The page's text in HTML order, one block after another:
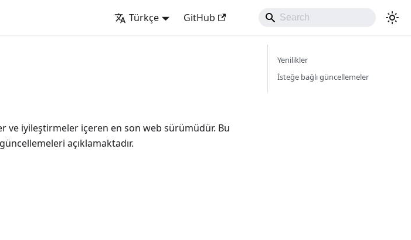
Türkçe GitHub
ve iyileştirmeler içeren en son web sürümüdür. Bu
açıklamaktadır.
Yenilikler
İsteğe bağlı güncellemeler